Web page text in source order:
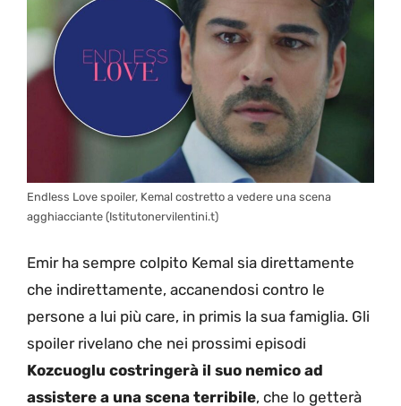
Endless Love spoiler, Kemal costretto a vedere una scena
agghiacciante (Istitutonervilentini.t)
Emir ha sempre colpito Kemal sia direttamente
che indirettamente, accanendosi contro le
persone a lui più care, in primis la sua famiglia. Gli
spoiler rivelano che nei prossimi episodi
Kozcuoglu costringerà il suo nemico ad
assistere a una scena terribile, che lo getterà